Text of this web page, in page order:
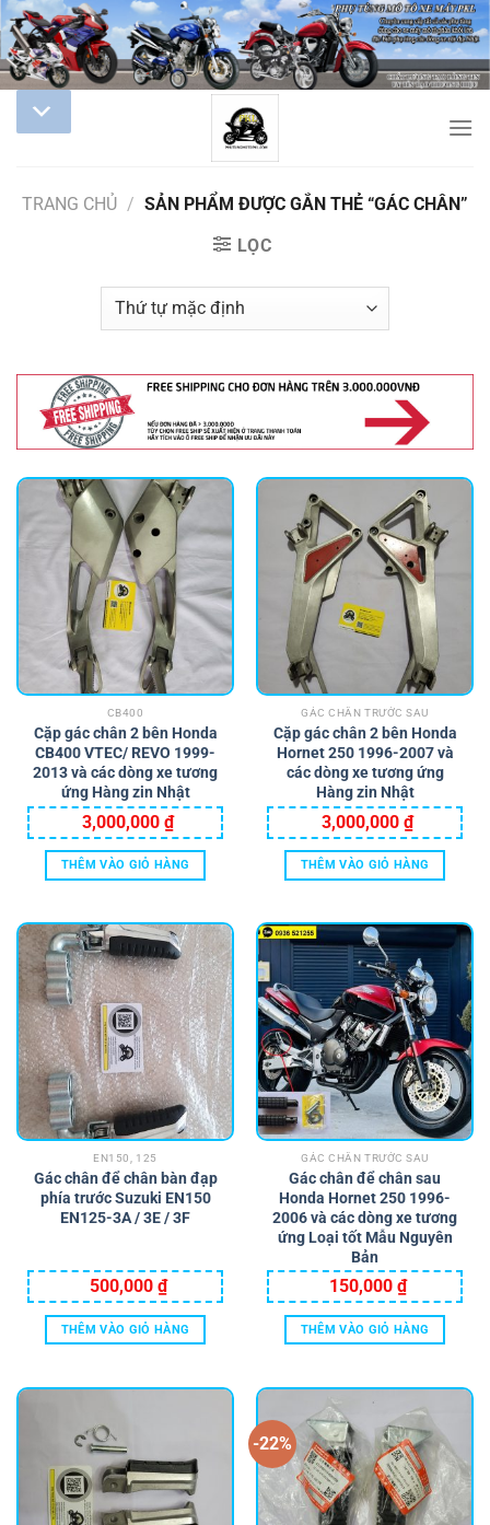
TRANG CHỦ / SẢN PHẨM ĐƯỢC GẮN THẺ “GÁC CHÂN”
LỌC
CB400
Cặp gác chân 2 bên Honda
CB400 VTEC/ REVO 1999-
2013 và các dòng xe tương
ứng Hàng zin Nhật
3,000,000 ₫
THÊM VÀO GIỎ HÀNG
GÁC CHÂN TRƯỚC SAU
Cặp gác chân 2 bên Honda
Hornet 250 1996-2007 và
các dòng xe tương ứng
Hàng zin Nhật
3,000,000 ₫
THÊM VÀO GIỎ HÀNG
EN150, 125
Gác chân để chân bàn đạp
phía trước Suzuki EN150
EN125-3A / 3E / 3F
500,000 ₫
THÊM VÀO GIỎ HÀNG
GÁC CHÂN TRƯỚC SAU
Gác chân để chân sau
Honda Hornet 250 1996-
2006 và các dòng xe tương
ứng Loại tốt Mẫu Nguyên
Bản
150,000 ₫
THÊM VÀO GIỎ HÀNG
-22%